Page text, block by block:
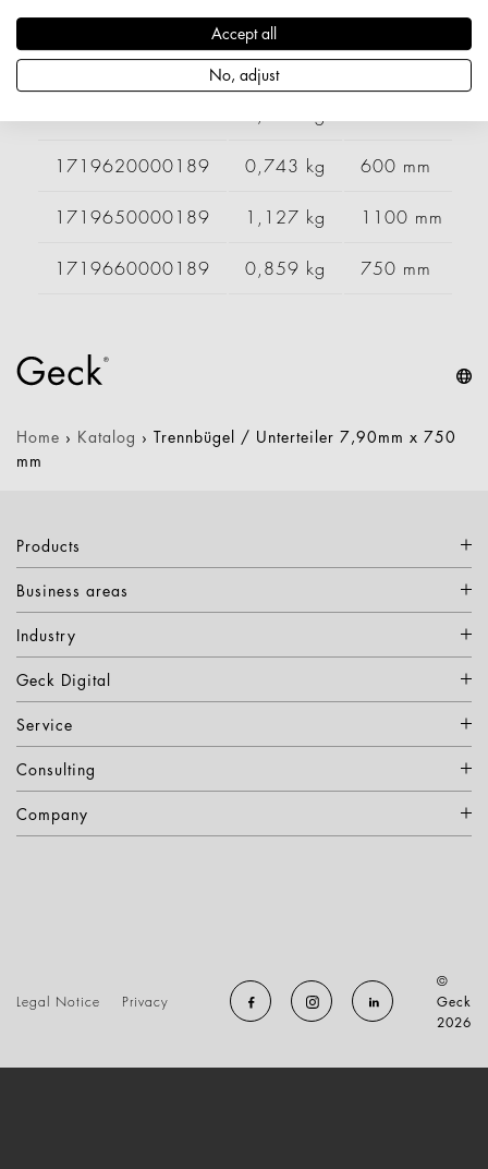
Artikelnummer Gewicht Länge
1719600000189 0,589 kg 400 mm
1719620000189 0,743 kg 600 mm
1719650000189 1,127 kg 1100 mm
1719660000189 0,859 kg 750 mm
Home › Katalog › Trennbügel / Unterteiler 7,90mm x 750
mm
Products
Business areas
Industry
Geck Digital
Service
Consulting
Company
Legal Notice Privacy
©
Geck
2026
Accept all
No, adjust